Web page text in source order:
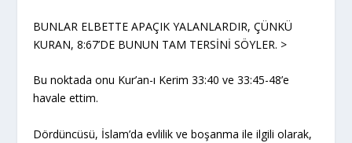
BUNLAR ELBETTE APAÇIK YALANLARDIR, ÇÜNKÜ
KURAN, 8:67’DE BUNUN TAM TERSİNİ SÖYLER. >
Bu noktada onu Kur’an-ı Kerim 33:40 ve 33:45-48’e
havale ettim.
Dördüncüsü, İslam’da evlilik ve boşanma ile ilgili olarak,